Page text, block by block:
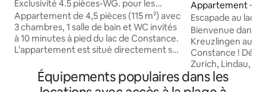
Exclusivité 4.5 pièces-WG. pour les
familles et les affaires
Appartement de 4,5 pièces (115 m²) avec
3 chambres, 1 salle de bain et WC invités
à 10 minutes à pied du lac de Constance.
L'appartement est situé directement sur
env. 15 minutes à pied de la ville
historique de Stein am Rhein, où vous
Appartement ⋅
Escapade au lac
Bienvenue dans
Kreuzlingen au
Constance !
Zurich, Lindau,
Reichenau ou fais
long du Rhin. L'appartement d'une pièce
Équipements populaires dans les